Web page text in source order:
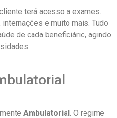
terá acesso a exames,
e muito mais. Tudo
de cada beneficiário, agindo
Ambulatorial . O regime